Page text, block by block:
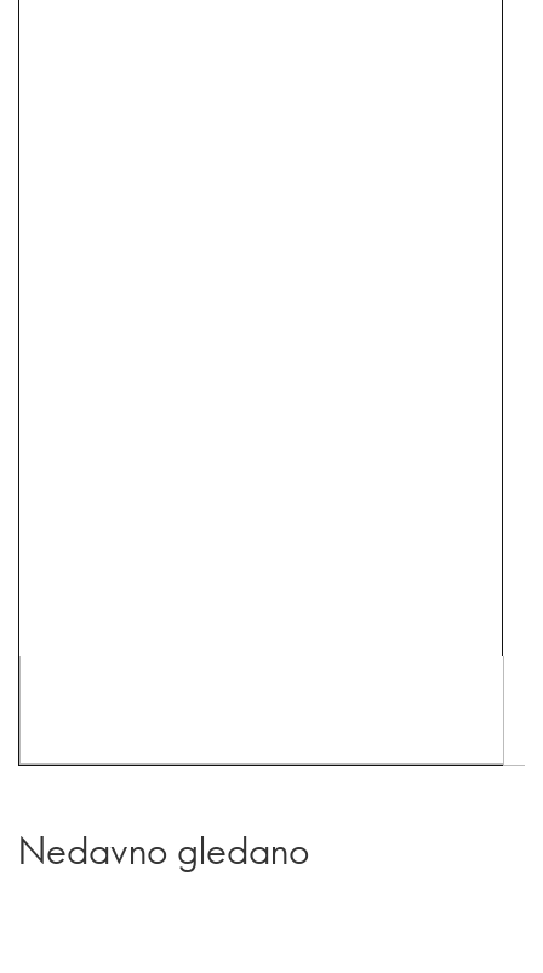
Nedavno gledano